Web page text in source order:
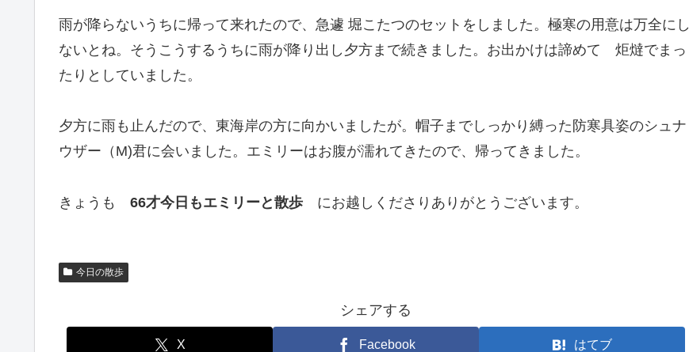
雨が降らないうちに帰って来れたので、急遽 堀こたつのセットをしました。極寒の用意は万全にし
ないとね。そうこうするうちに雨が降り出し夕方まで続きました。お出かけは諦めて 炬燵でまっ
たりとしていました。
夕方に雨も止んだので、東海岸の方に向かいましたが。帽子までしっかり縛った防寒具姿のシュナ
ウザー（M)君に会いました。エミリーはお腹が濡れてきたので、帰ってきました。
きょうも 66才今日もエミリーと散歩 にお越しくださりありがとうございます。
今日の散歩
シェアする
X Facebook はてブ